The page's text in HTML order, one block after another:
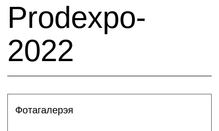
Prodexpo-
2022
Фотагалерэя